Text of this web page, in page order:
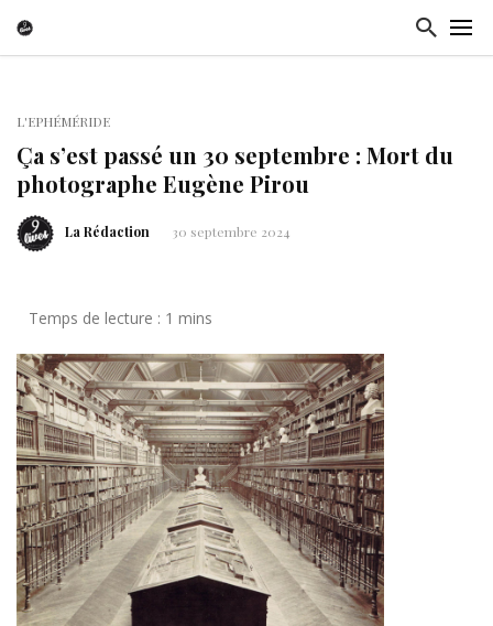
L'EPHÉMÉRIDE
Ça s’est passé un 30 septembre : Mort du
photographe Eugène Pirou
La Rédaction 30 septembre 2024